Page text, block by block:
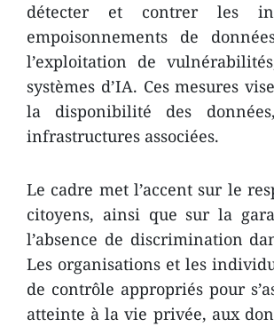
détecter et contrer les
empoisonnements de
l’exploitation de
systèmes d’IA. Ces mesures
la disponibilité des
infrastructures associées.
Le cadre met l’accent sur le
citoyens, ainsi que sur la
l’absence de discrimination
Les organisations et les
de contrôle appropriés pour
atteinte à la vie privée, aux